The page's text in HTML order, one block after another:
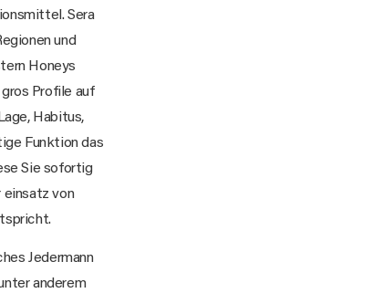
Sera
und
Honeys
Profile auf
Habitus,
Funktion das
Sie sofortig
einsatz von
Jedermann
anderem